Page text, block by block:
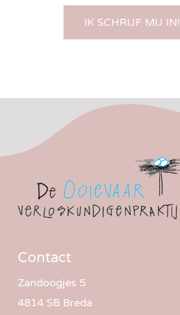
IK SCHRIJF MIJ IN!
Contact
Zandoogjes 5
4814 SB Breda